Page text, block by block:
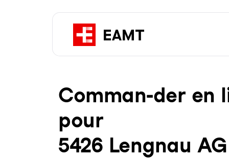
Com­man-der en
pour
5426 Lengnau AG